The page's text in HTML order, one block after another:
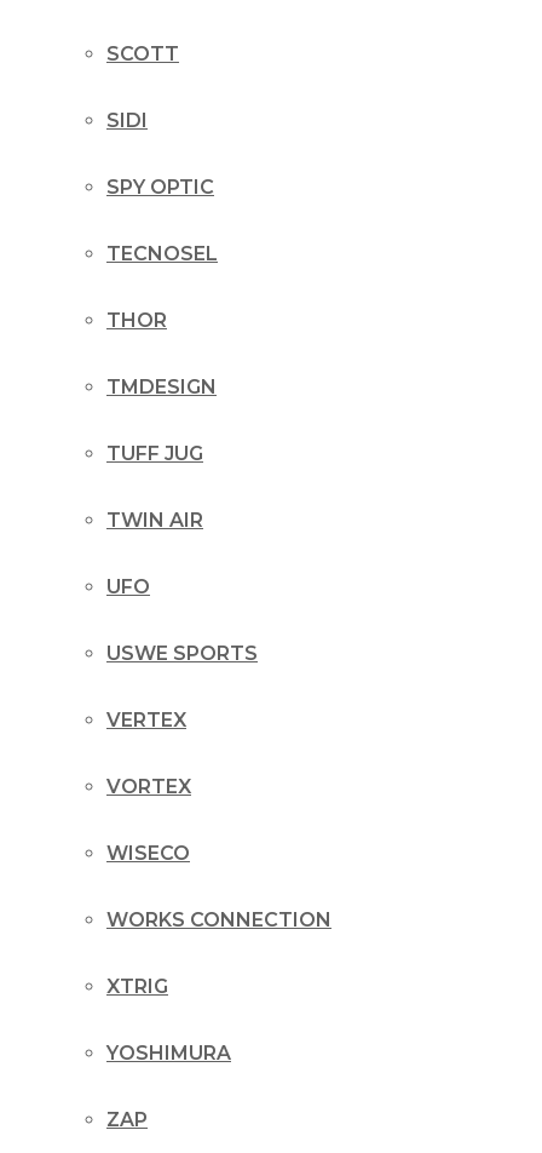
SCOTT
SIDI
SPY OPTIC
TECNOSEL
THOR
TMDESIGN
TUFF JUG
TWIN AIR
UFO
USWE SPORTS
VERTEX
VORTEX
WISECO
WORKS CONNECTION
XTRIG
YOSHIMURA
ZAP